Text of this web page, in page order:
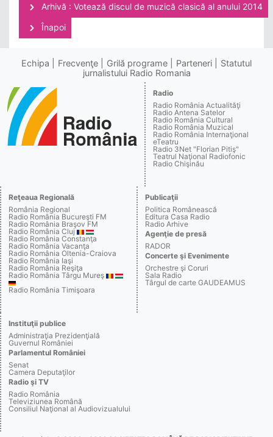
Arhivă : Votează discul de muzică clasică al anului 2014
Înapoi
Echipa Frecvenţe Grilă programe Parteneri
Statutul
jurnalistului Radio Romania
Radio
Radio România Actualităţi
Radio Antena Satelor
Radio România Cultural
Radio România Muzical
Radio România Internaţional
eTeatru
Radio 3Net "Florian Pitiş"
Teatrul Naţional Radiofonic
Radio Chişinău
Reţeaua Regională
România Regional
Radio România Bucureşti FM
Radio România Braşov FM
Radio România Cluj
Radio România Constanţa
Radio România Vacanţa
Radio România Oltenia-Craiova
Radio România Iaşi
Radio România Reşiţa
Radio România Târgu Mureş
Radio România Timişoara
Publicaţii
Politica Românească
Editura Casa Radio
Radio Arhive
Agenţie de presă
RADOR
Concerte şi Evenimente
Orchestre şi Coruri
Sala Radio
Târgul de carte GAUDEAMUS
Instituţii publice
Administraţia Prezidenţială
Guvernul României
Parlamentul României
Senat
Camera Deputaţilor
Radio şi TV
Radio România
Televiziunea Română
Consiliul Naţional al Audiovizualului